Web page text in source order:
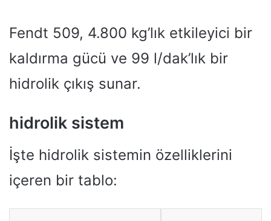
Fendt 509, 4.800 kg’lık etkileyici bir
kaldırma gücü ve 99 l/dak’lık bir
hidrolik çıkış sunar.
hidrolik sistem
İşte hidrolik sistemin özelliklerini
içeren bir tablo: